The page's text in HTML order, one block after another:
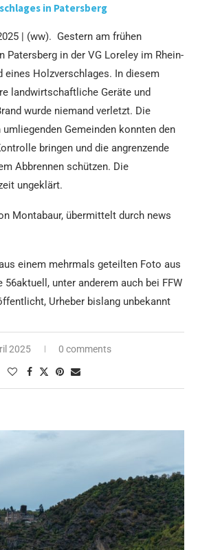
in Patersberg
| (ww). Gestern am frühen
Patersberg in der VG Loreley im Rhein-
eines Holzverschlages. In diesem
landwirtschaftliche Geräte und
wurde niemand verletzt. Die
umliegenden Gemeinden konnten den
bringen und die angrenzende
Abbrennen schützen. Die
ungeklärt.
Montabaur, übermittelt durch news
einem mehrmals geteilten Foto aus
56aktuell, unter anderem auch bei FFW
Urheber bislang unbekannt
2025 0 comments